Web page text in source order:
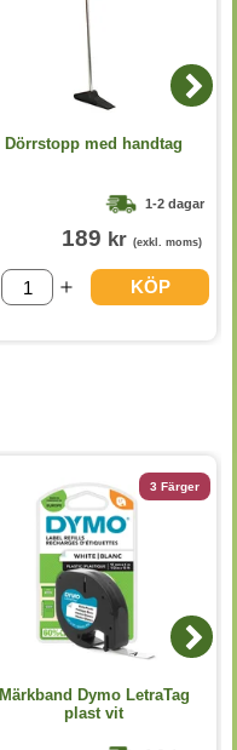
Dörrstopp med handtag
1-2 dagar
189 kr (exkl. moms)
KÖP
3 Färger
Märkband Dymo LetraTag
plast vit